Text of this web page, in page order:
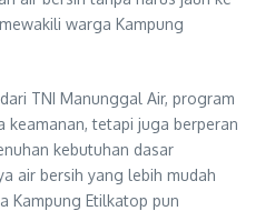
warga Kampung
TNI Manunggal Air, program
keamanan, tetapi juga berperan
kebutuhan dasar
air bersih yang lebih mudah
Kampung Etilkatop pun